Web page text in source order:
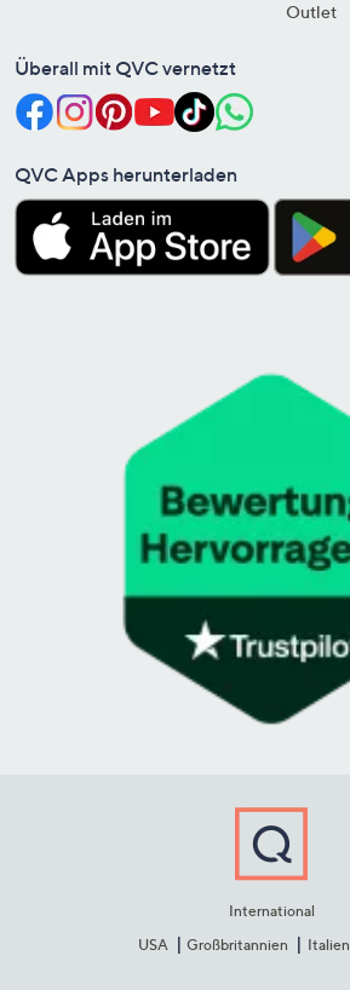
Outlet
Überall mit QVC vernetzt
QVC Apps herunterladen
International
USA
Großbritannien Italien